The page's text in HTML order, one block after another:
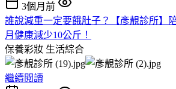
3個月前
誰說減重一定要餓肚子？【彥靚診所】
月健康減少10公斤！
保養彩妝 生活綜合
繼續閱讀